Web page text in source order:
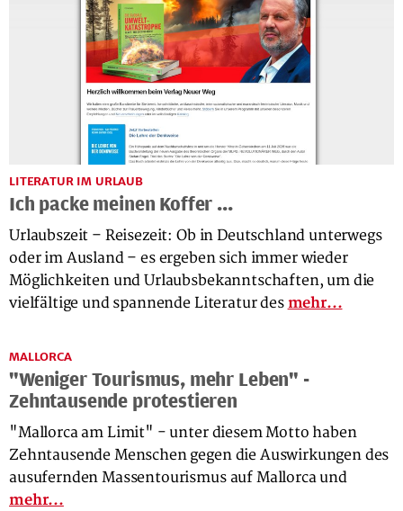
LITERATUR IM URLAUB
Ich packe meinen Koffer ...
Urlaubszeit – Reisezeit: Ob in Deutschland unterwegs
oder im Ausland – es ergeben sich immer wieder
Möglichkeiten und Urlaubsbekanntschaften, um die
vielfältige und spannende Literatur des mehr...
MALLORCA
"Weniger Tourismus, mehr Leben" -
Zehntausende protestieren
"Mallorca am Limit" - unter diesem Motto haben
Zehntausende Menschen gegen die Auswirkungen des
ausufernden Massentourismus auf Mallorca und
mehr...